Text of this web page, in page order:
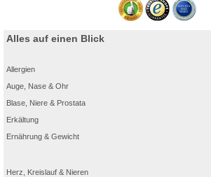
Alles auf einen Blick
Allergien
Auge, Nase & Ohr
Blase, Niere & Prostata
Erkältung
Ernährung & Gewicht
Herz, Kreislauf & Nieren